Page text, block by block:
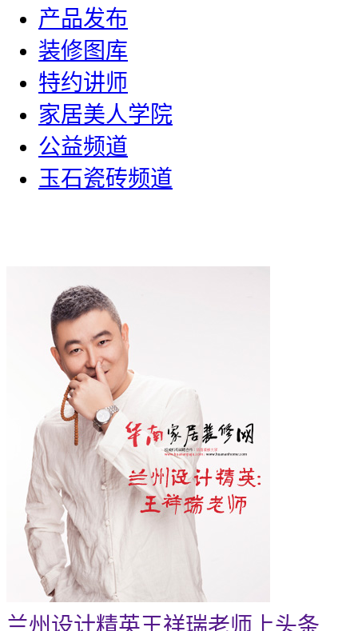
产品发布
装修图库
特约讲师
家居美人学院
公益频道
玉石瓷砖频道
兰州设计精英王祥瑞老师上头条